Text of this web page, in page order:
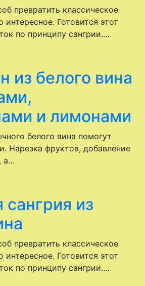
превратить классическое
интересное. Готовится этот
по принципу сангрии.…
из белого вина
и лимонами
белого вина помогут
Нарезка фруктов, добавление
а…
сангрия из
превратить классическое
интересное. Готовится этот
по принципу сангрии.…